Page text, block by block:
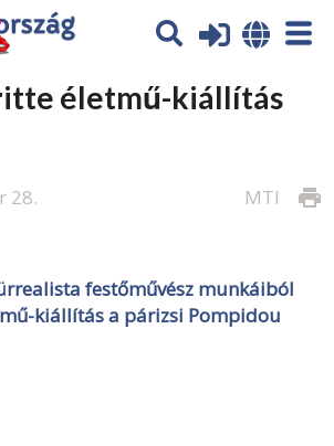
életmű-kiállítás
28. print
MTI
festőművész munkáiból
kiállítás a párizsi Pompidou